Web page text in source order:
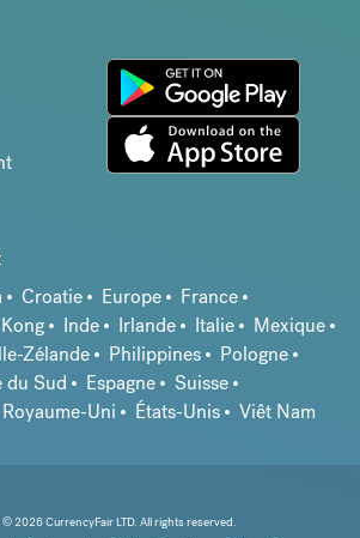
Croatie Europe
France
Inde Irlande Italie
Mexique
Zélande Philippines
Pologne
du Sud Espagne
Suisse
Royaume-Uni États-Unis Viêt Nam
2026 CurrencyFair LTD. All rights reserved.